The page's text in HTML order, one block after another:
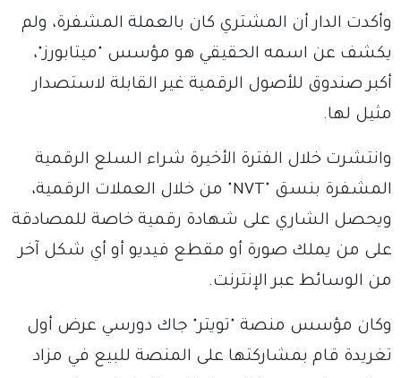
وأكدت الدار أن المشتري كان بالعملة المشفرة، ولم
يكشف عن اسمه الحقيقي هو مؤسس "ميتابورز"،
أكبر صندوق للأصول الرقمية غير القابلة لاستصدار
مثيل لها.
وانتشرت خلال الفترة الأخيرة شراء السلع الرقمية
المشفرة بنسق "NVT" من خلال العملات الرقمية،
ويحصل الشاري على شهادة رقمية خاصة للمصادقة
على من يملك صورة أو مقطع فيديو أو أي شكل آخر
من الوسائط عبر الإنترنت.
وكان مؤسس منصة "تويتر" جاك دورسي عرض أول
تغريدة قام بمشاركتها على المنصة للبيع في مزاد